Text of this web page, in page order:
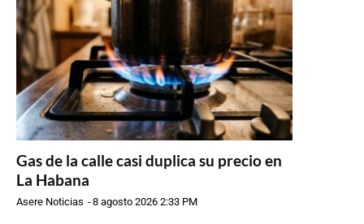
Gas de la calle casi duplica su precio en
La Habana
Asere Noticias -8 agosto 2026 2:33 PM